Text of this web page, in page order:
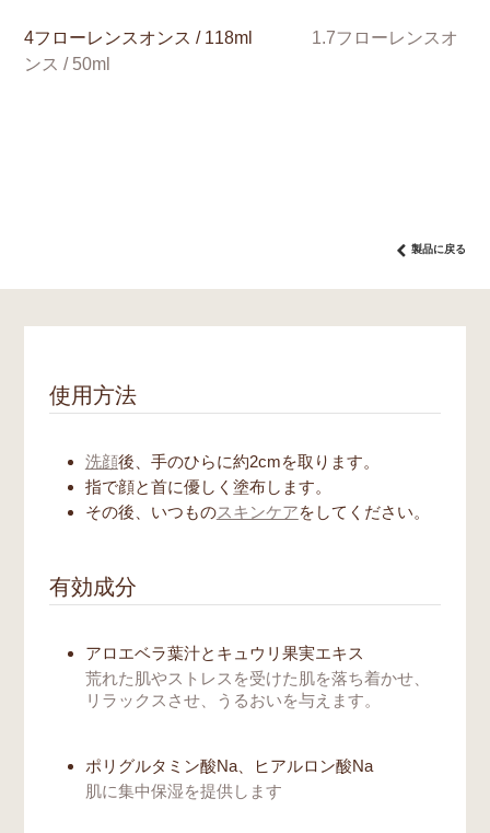
4フローレンスオンス / 118ml
1.7フローレンスオ
ンス / 50ml
製品に戻る
使用方法
洗顔後、手のひらに約2cmを取ります。
指で顔と首に優しく塗布します。
その後、いつものスキンケアをしてください。
有効成分
アロエベラ葉汁とキュウリ果実エキス
荒れた肌やストレスを受けた肌を落ち着かせ、
リラックスさせ、うるおいを与えます。
ポリグルタミン酸Na、ヒアルロン酸Na
肌に集中保湿を提供します